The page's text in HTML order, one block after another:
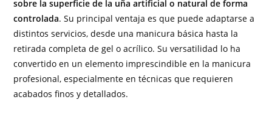
sobre la superficie de la uña artificial o natural de forma
controlada. Su principal ventaja es que puede adaptarse a
distintos servicios, desde una manicura básica hasta la
retirada completa de gel o acrílico. Su versatilidad lo ha
convertido en un elemento imprescindible en la manicura
profesional, especialmente en técnicas que requieren
acabados finos y detallados.